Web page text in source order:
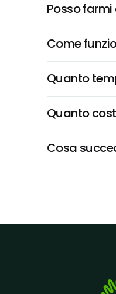
Posso farmi
Come
Quanto
Quanto
Cosa